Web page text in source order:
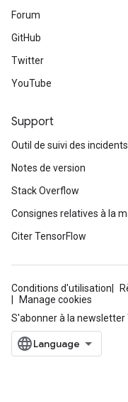
Forum
GitHub
Twitter
YouTube
Support
Outil de suivi des incidents
Notes de version
Stack Overflow
Consignes relatives à la
Citer TensorFlow
Conditions d'utilisation
Manage cookies
S'abonner à la newsletter